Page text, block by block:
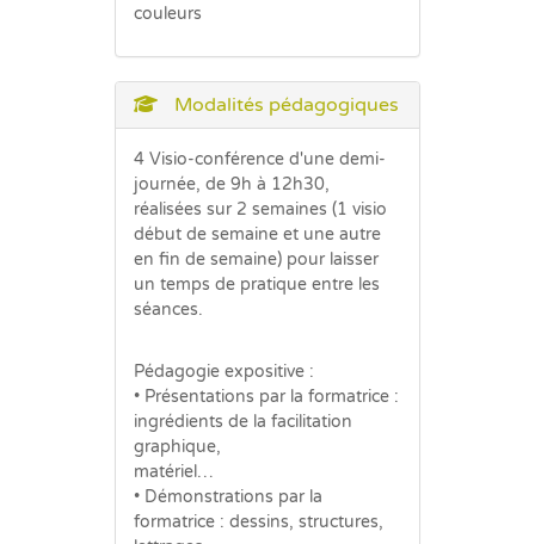
couleurs
Modalités pédagogiques
4 Visio-conférence d'une demi-
journée, de 9h à 12h30,
réalisées sur 2 semaines (1 visio
début de semaine et une autre
en fin de semaine) pour laisser
un temps de pratique entre les
séances.
Pédagogie expositive :
• Présentations par la formatrice :
ingrédients de la facilitation
graphique,
matériel…
• Démonstrations par la
formatrice : dessins, structures,